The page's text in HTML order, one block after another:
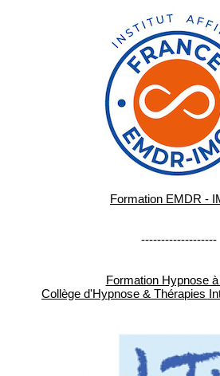
Formation EMDR -
-------------------
Formation Hypnose
Collège d'Hypnose & Thérapies